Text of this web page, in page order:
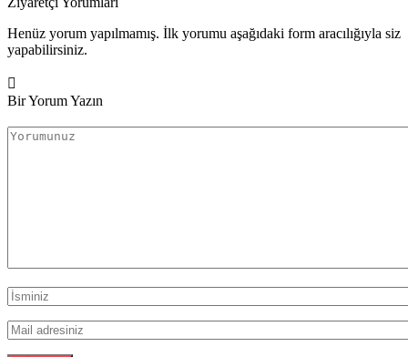
Henüz yorum yapılmamış. İlk yorumu aşağıdaki form aracılığıyla siz
yapabilirsiniz.
Bir Yorum Yazın